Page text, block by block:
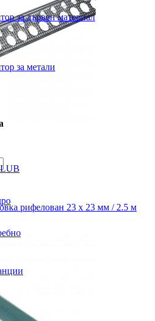
рифелован 23 х 23 мм / 2.5 м
за дървен материал
за метали